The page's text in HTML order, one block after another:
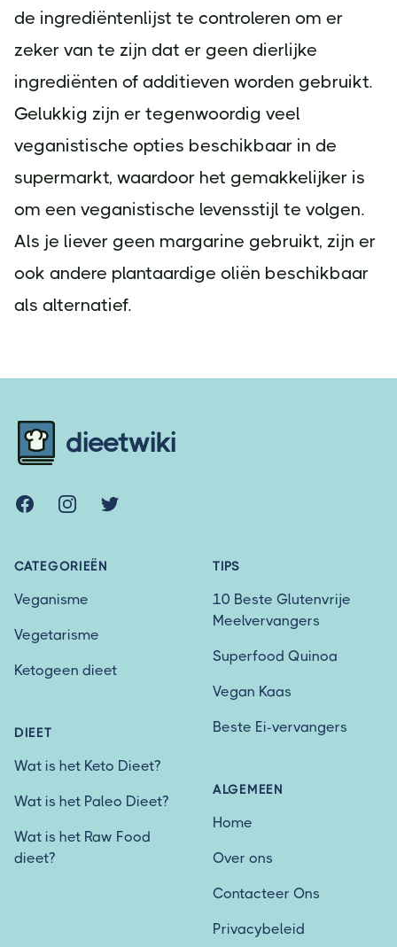
de ingrediëntenlijst te controleren om er
zeker van te zijn dat er geen dierlijke
ingrediënten of additieven worden gebruikt.
Gelukkig zijn er tegenwoordig veel
veganistische opties beschikbaar in de
supermarkt, waardoor het gemakkelijker is
om een veganistische levensstijl te volgen.
Als je liever geen margarine gebruikt, zijn er
ook andere plantaardige oliën beschikbaar
als alternatief.
dieetwiki
FacebookInstagramTwitter
CATEGORIEËN
Veganisme
Vegetarisme
Ketogeen dieet
DIEET
Wat is het Keto Dieet?
Wat is het Paleo Dieet?
Wat is het Raw Food
dieet?
TIPS
10 Beste Glutenvrije
Meelvervangers
Superfood Quinoa
Vegan Kaas
Beste Ei-vervangers
ALGEMEEN
Home
Over ons
Contacteer Ons
Privacybeleid